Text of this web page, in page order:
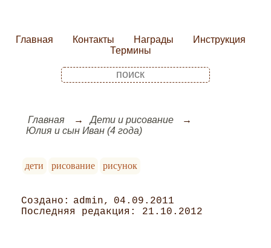
Главная Контакты Награды
Инструкция
Термины
Главная
Дети и рисование
Юлия и сын Иван (4 года)
дети рисование рисунок
admin
04.09.2011
21.10.2012